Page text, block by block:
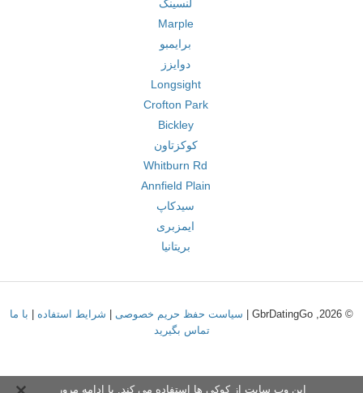
لنسینگ
Marple
برایمبو
دوایزز
Longsight
Crofton Park
Bickley
کوکزتاون
Whitburn Rd
Annfield Plain
سیدکاپ
ایمزبری
بریتانیا
© 2026, GbrDatingGo | سیاست حفظ حریم خصوصی شرایط استفاده
با ما
تماس بگیرید
این وب سایت از کوکی ها استفاده می کند. با ادامه مرور